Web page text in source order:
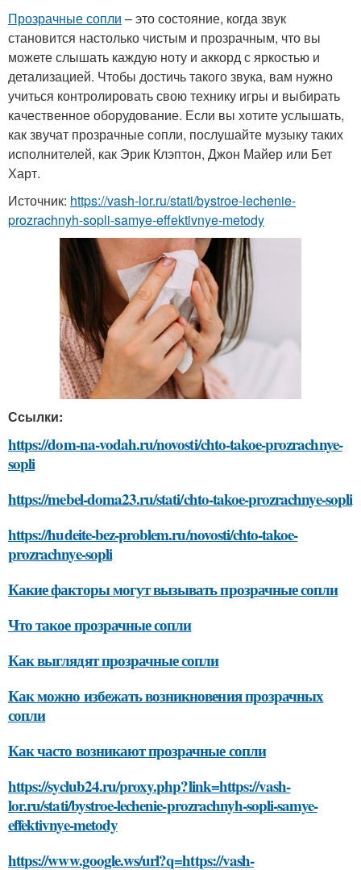
Прозрачные сопли – это состояние, когда звук
становится настолько чистым и прозрачным, что вы
можете слышать каждую ноту и аккорд с яркостью и
детализацией. Чтобы достичь такого звука, вам нужно
учиться контролировать свою технику игры и выбирать
качественное оборудование. Если вы хотите услышать,
как звучат прозрачные сопли, послушайте музыку таких
исполнителей, как Эрик Клэптон, Джон Майер или Бет
Харт.
Источник: https://vash-lor.ru/stati/bystroe-lechenie-
prozrachnyh-sopli-samye-effektivnye-metody
Ссылки:
https://dom-na-vodah.ru/novosti/chto-takoe-prozrachnye-
sopli
https://mebel-doma23.ru/stati/chto-takoe-prozrachnye-sopli
https://hudeite-bez-problem.ru/novosti/chto-takoe-
prozrachnye-sopli
Какие факторы могут вызывать прозрачные сопли
Что такое прозрачные сопли
Как выглядят прозрачные сопли
Как можно избежать возникновения прозрачных
сопли
Как часто возникают прозрачные сопли
https://syclub24.ru/proxy.php?link=https://vash-
lor.ru/stati/bystroe-lechenie-prozrachnyh-sopli-samye-
effektivnye-metody
https://www.google.ws/url?q=https://vash-